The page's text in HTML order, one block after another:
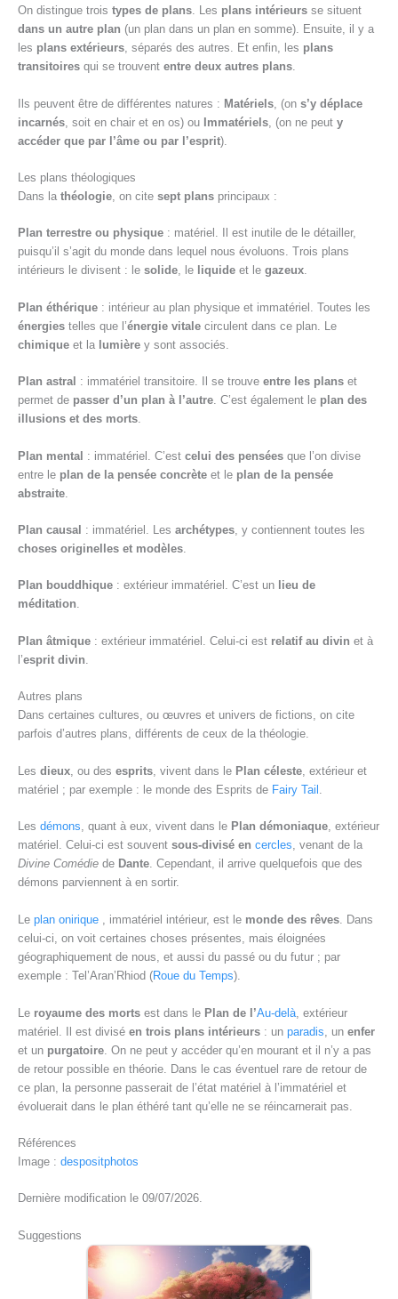
On distingue trois types de plans. Les plans intérieurs se situent
dans un autre plan (un plan dans un plan en somme). Ensuite, il y a
les plans extérieurs, séparés des autres. Et enfin, les plans
transitoires qui se trouvent entre deux autres plans.
Ils peuvent être de différentes natures : Matériels , (on s’y déplace
incarnés , soit en chair et en os) ou Immatériels , (on ne peut y
accéder que par l’âme ou par l’esprit).
Les plans théologiques
Dans la théologie , on cite sept plans principaux :
Plan terrestre ou physique : matériel. Il est inutile de le détailler,
puisqu’il s’agit du monde dans lequel nous évoluons. Trois plans
intérieurs le divisent : le solide, le liquide et le gazeux.
Plan éthérique : intérieur au plan physique et immatériel. Toutes les
énergies telles que l’énergie vitale circulent dans ce plan. Le
chimique et la lumière y sont associés.
Plan astral : immatériel transitoire. Il se trouve entre les plans et
permet de passer d’un plan à l’autre. C’est également le plan des
illusions et des morts.
Plan mental : immatériel. C’est celui des pensées que l’on divise
entre le plan de la pensée concrète et le plan de la pensée
abstraite
Plan causal : immatériel. Les archétypes, y contiennent toutes les
choses originelles et modèles.
Plan bouddhique : extérieur immatériel. C’est un lieu de
méditation.
Plan âtmique : extérieur immatériel. Celui-ci est relatif au divin et à
l’esprit divin
Autres plans
Dans certaines cultures, ou œuvres et univers de fictions, on cite
parfois d’autres plans, différents de ceux de la théologie.
Les dieux , ou des esprits , vivent dans le Plan céleste , extérieur et
matériel ; par exemple : le monde des Esprits de Fairy Tail
Les démons, quant à eux, vivent dans le Plan démoniaque, extérieur
matériel. Celui-ci est souvent sous-divisé en cercles, venant de la
Divine Comédie de Dante. Cependant, il arrive quelquefois que des
démons parviennent à en sortir.
Le plan onirique , immatériel intérieur, est le monde des rêves . Dans
celui-ci, on voit certaines choses présentes, mais éloignées
géographiquement de nous, et aussi du passé ou du futur ; par
exemple : Tel’Aran’Rhiod (Roue du Temps).
Le royaume des morts est dans le Plan de l’Au-delà , extérieur
matériel. Il est divisé en trois plans intérieurs : un paradis , un enfer
et un purgatoire . On ne peut y accéder qu’en mourant et il n’y a pas
de retour possible en théorie. Dans le cas éventuel rare de retour de
ce plan, la personne passerait de l’état matériel à l’immatériel et
évoluerait dans le plan éthéré tant qu’elle ne se réincarnerait pas.
Références
Image : despositphotos
Dernière modification le 09/07/2026.
Suggestions